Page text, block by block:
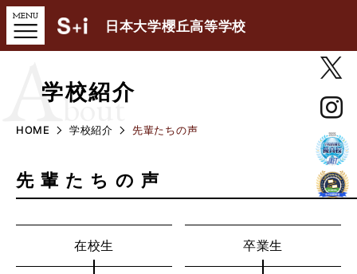
日本大学櫻丘高等学校
学校紹介
About
HOME 学校紹介 先輩たちの声
先輩たちの声
在校生 卒業生